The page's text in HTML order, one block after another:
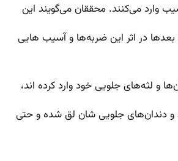
وارد می‌کنند. محققان می‌گویند این
در اثر این ضربه‌ها و آسیب هایی
و لثه‌های جلویی خود وارد کرده اند،
و دندان‌های جلویی شان لق شده و حتی